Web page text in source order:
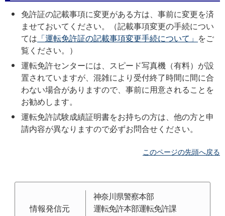
免許証の記載事項に変更がある方は、事前に変更を済
ませておいてください。（記載事項変更の手続につい
ては 「運転免許証の記載事項変更手続について」 をご
覧ください。）
運転免許センターには、スピード写真機（有料）が設
置されていますが、混雑により受付終了時間に間に合
わない場合がありますので、事前に用意されることを
お勧めします。
運転免許試験成績証明書をお持ちの方は、他の方と申
請内容が異なりますので必ずお問合せください。
このページの先頭へ戻る
情報発信元
神奈川県警察本部
運転免許本部運転免許課